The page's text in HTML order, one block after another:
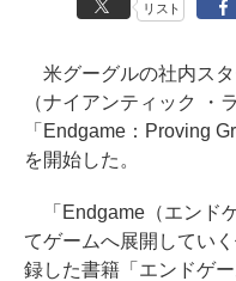
リスト
米グーグルの社内ス
（ナイアンティック ・
「Endgame：Proving
を開始した。
「Endgame（エンド
てゲームへ展開してい
録した書籍「エンドゲ